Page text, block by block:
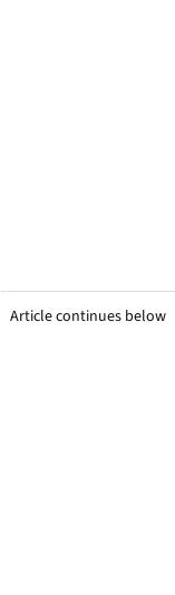
Article continues below